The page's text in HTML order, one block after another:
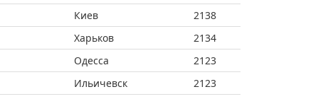
Киев
2138
Харьков
2134
Одесса
2123
Ильичевск
2123